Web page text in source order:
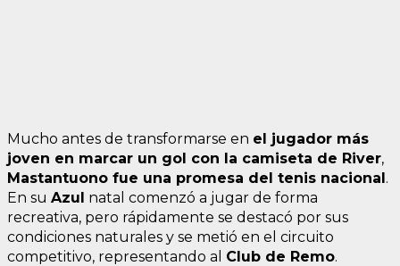
Mucho antes de transformarse en el jugador más
joven en marcar un gol con la camiseta de River,
Mastantuono fue una promesa del tenis nacional.
En su Azul natal comenzó a jugar de forma
recreativa, pero rápidamente se destacó por sus
condiciones naturales y se metió en el circuito
competitivo, representando al Club de Remo.